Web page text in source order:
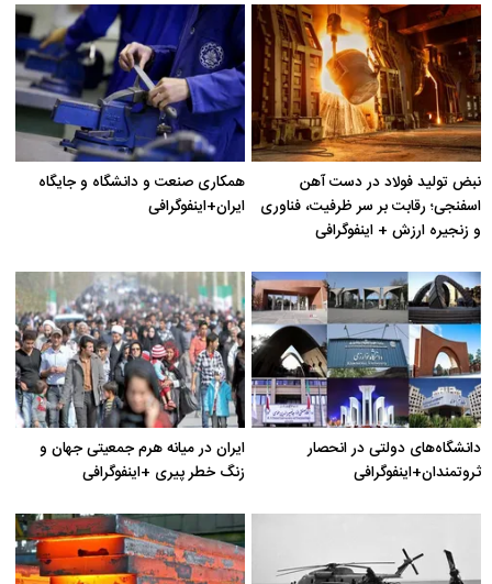
نبض تولید فولاد در دست آهن
اسفنجی؛ رقابت بر سر ظرفیت، فناوری
و زنجیره ارزش + اینفوگرافی
همکاری صنعت و دانشگاه و جایگاه
ایران+اینفوگرافی
دانشگاه‌های دولتی در انحصار
ثروتمندان+اینفوگرافی
ایران در میانه هرم جمعیتی جهان و
زنگ خطر پیری +اینفوگرافی